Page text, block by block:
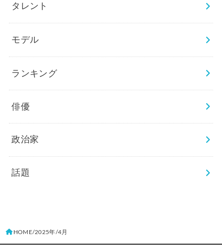
タレント
モデル
ランキング
俳優
政治家
話題
HOME 2025年 4月